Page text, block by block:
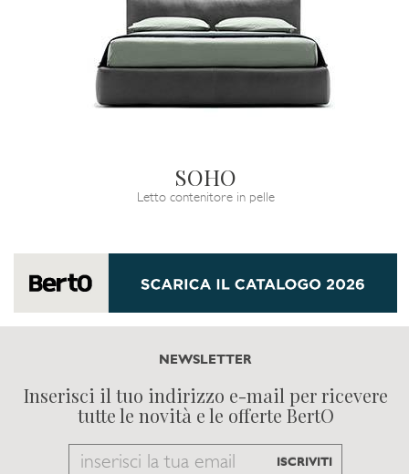
SOHO
Letto contenitore in pelle
NEWSLETTER
Inserisci il tuo indirizzo e-mail per ricevere
tutte le novità e le offerte BertO
Email ISCRIVITI